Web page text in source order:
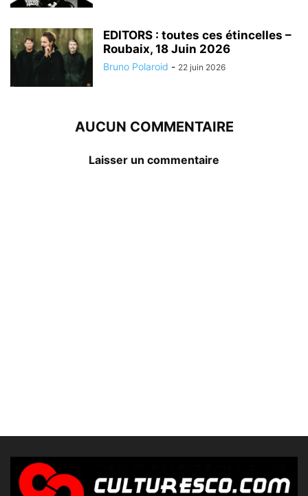
EDITORS : toutes ces étincelles –
Roubaix, 18 Juin 2026
Bruno Polaroid - 22 juin 2026
AUCUN COMMENTAIRE
Laisser un commentaire